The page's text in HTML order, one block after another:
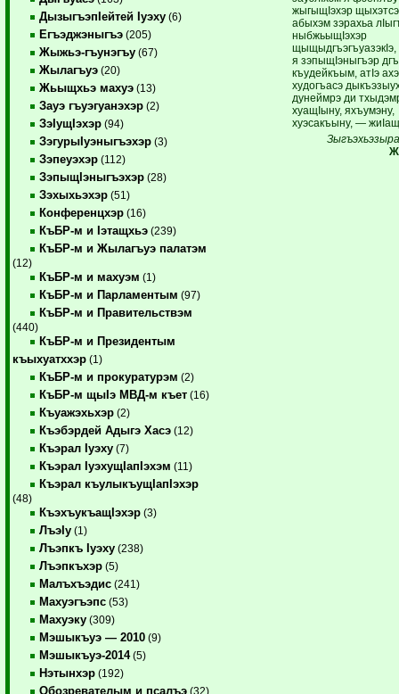
ДызыгъэпIейтей Iуэху (6)
Егъэджэныгъэ (205)
Жыжьэ-гъунэгъу (67)
Жылагъуэ (20)
Жьыщхьэ махуэ (13)
Зауэ гъуэгуанэхэр (2)
ЗэIущIэхэр (94)
ЗэгурыIуэныгъэхэр (3)
Зэпеуэхэр (112)
ЗэпыщIэныгъэхэр (28)
Зэхыхьэхэр (51)
Конференцхэр (16)
КъБР-м и Iэтащхьэ (239)
КъБР-м и Жылагъуэ палатэм
(12)
КъБР-м и махуэм (1)
КъБР-м и Парламентым (97)
КъБР-м и Правительствэм
(440)
КъБР-м и Президентым
къыхуатххэр (1)
КъБР-м и прокуратурэм (2)
КъБР-м щыIэ МВД-м къет (16)
Къуажэхьхэр (2)
Къэбэрдей Адыгэ Хасэ (12)
Къэрал Iуэху (7)
Къэрал IуэхущIапIэхэм (11)
Къэрал къулыкъущIапIэхэр
(48)
КъэхъукъащIэхэр (3)
ЛъэIу (1)
Лъэпкъ Iуэху (238)
Лъэпкъхэр (5)
Малъхъэдис (241)
Махуэгъэпс (53)
Махуэку (309)
Мэшыкъуэ — 2010 (9)
Мэшыкъуэ-2014(5)
Нэтынхэр (192)
Обозревателым и псалъэ (32)
жыгыщIэхэр
абыхэм зэрахьа
ныбжьыщIэхэр
я зэпыщIэныгъэр
къудейкъым, атIэ
худогъасэ
дунеймрэ ди
хуащIыну, яхъумэну,
хуэсакъыну, —